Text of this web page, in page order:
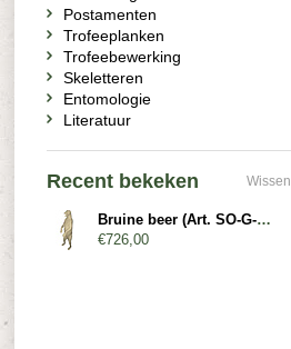
Postamenten
Trofeeplanken
Trofeebewerking
Skeletteren
Entomologie
Literatuur
Recent bekeken Wissen
Bruine beer (Art. SO-G-B8-G-O)
€726,00